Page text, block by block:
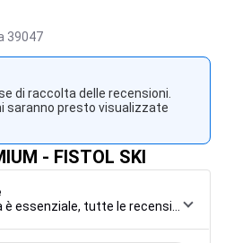
39047
di raccolta delle recensioni.
saranno presto visualizzate
- FISTOL SKI